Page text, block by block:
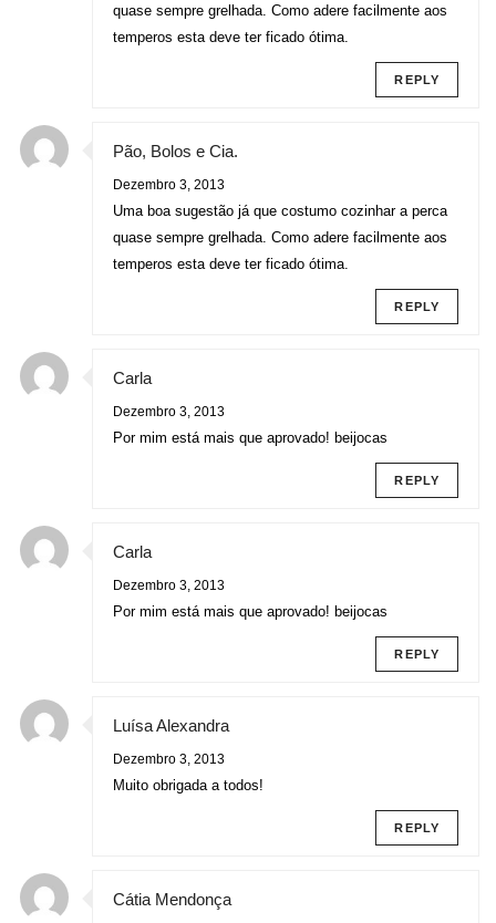
quase sempre grelhada. Como adere facilmente aos
temperos esta deve ter ficado ótima.
REPLY
Pão, Bolos e Cia.
Dezembro 3, 2013
Uma boa sugestão já que costumo cozinhar a perca
quase sempre grelhada. Como adere facilmente aos
temperos esta deve ter ficado ótima.
REPLY
Carla
Dezembro 3, 2013
Por mim está mais que aprovado! beijocas
REPLY
Carla
Dezembro 3, 2013
Por mim está mais que aprovado! beijocas
REPLY
Luísa Alexandra
Dezembro 3, 2013
Muito obrigada a todos!
REPLY
Cátia Mendonça